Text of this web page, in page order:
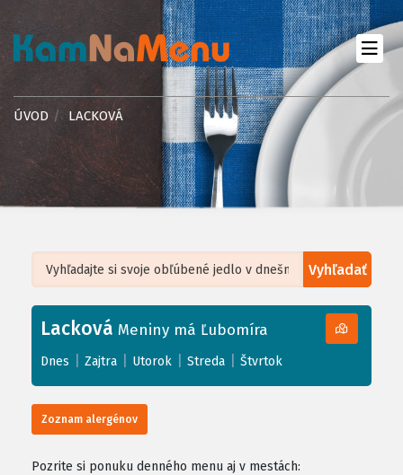
ÚVOD LACKOVÁ
Vyhľadať
+
−
Leaflet| ©OpenStreetMap, Tiles courtesy ofHumanitarian OpenStreetMap
Lacková Meniny má Ľubomíra
Dnes Zajtra Utorok Streda Štvrtok
Zoznam alergénov
Pozrite si ponuku denného menu aj v mestách: